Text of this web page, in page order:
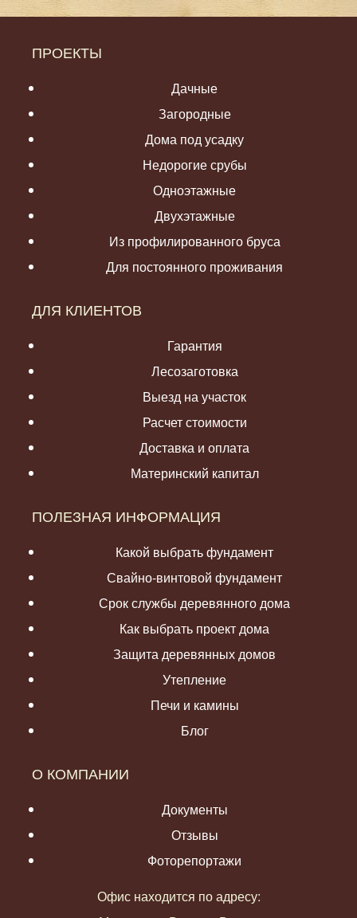
ПРОЕКТЫ
Дачные
Загородные
Дома под усадку
Недорогие срубы
Одноэтажные
Двухэтажные
Из профилированного бруса
Для постоянного проживания
ДЛЯ КЛИЕНТОВ
Гарантия
Лесозаготовка
Выезд на участок
Расчет стоимости
Доставка и оплата
Материнский капитал
ПОЛЕЗНАЯ ИНФОРМАЦИЯ
Какой выбрать фундамент
Свайно-винтовой фундамент
Срок службы деревянного дома
Как выбрать проект дома
Защита деревянных домов
Утепление
Печи и камины
Блог
О КОМПАНИИ
Документы
Отзывы
Фоторепортажи
Офис находится по адресу: